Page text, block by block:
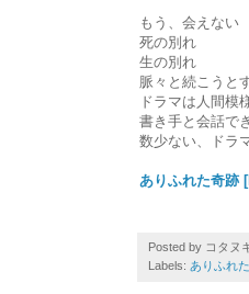
もう、会えない
死の別れ
生の別れ
脈々と続こうと
ドラマは人間模
書き手と会話で
数少ない、ドラ
ありふれた奇跡
Posted by コタヌ
Labels: ありふれ